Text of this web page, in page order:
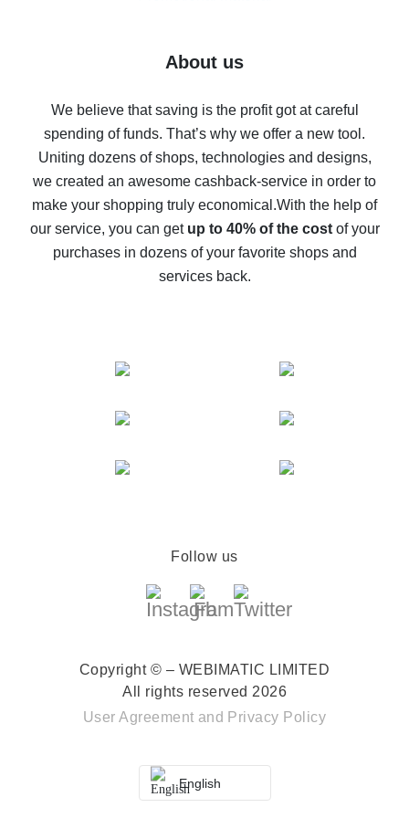
Five ways to get the most cash back on AliExpress
back
10% cash back on AliExpress - the impossible is
possible
The best cash back on AliExpress - how to find it
The best cash back service for AliExpress - let's
compare offers
About us
We believe that saving is the profit got at careful
spending of funds. That’s why we offer a new tool.
Uniting dozens of shops, technologies and designs,
we created an awesome cashback-service in order to
make your shopping truly economical.With the help of
our service, you can get up to 40% of the costof your
purchases in dozens of your favorite shops and
services back.
Follow us
Copyright © – WEBIMATIC LIMITED
All rights reserved 2026
User Agreement and Privacy Policy
English